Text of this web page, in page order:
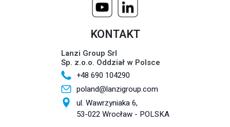
KONTAKT
Lanzi Group Srl
Sp. z.o.o. Oddział w Polsce
+48 690 104290
poland@lanzigroup.com
ul. Wawrzyniaka 6,
53-022 Wrocław - POLSKA